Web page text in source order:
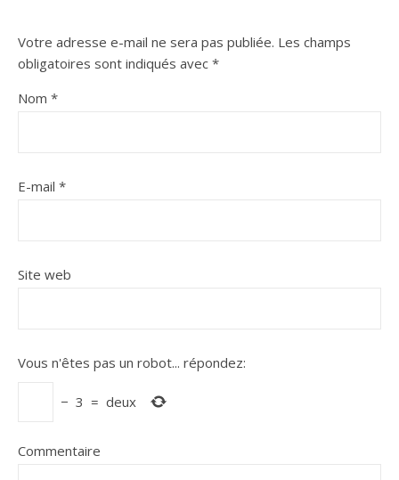
Votre adresse e-mail ne sera pas publiée. Les champs
obligatoires sont indiqués avec *
Nom *
E-mail *
Site web
Vous n'êtes pas un robot... répondez:
− 3 = deux
Commentaire